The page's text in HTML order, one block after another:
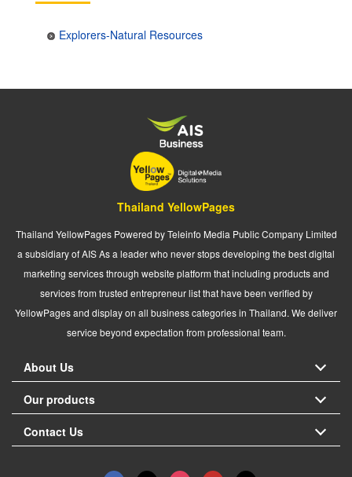
Explorers-Natural Resources
Thailand YellowPages
Thailand YellowPages Powered by Teleinfo Media Public Company Limited
a subsidiary of AIS As a leader who never stops developing the best digital
marketing services through website platform that including products and
services from trusted entrepreneur list that have been verified by
YellowPages and display on all business categories in Thailand. We deliver
service beyond expectation from professional team.
About Us
Our products
Contact Us